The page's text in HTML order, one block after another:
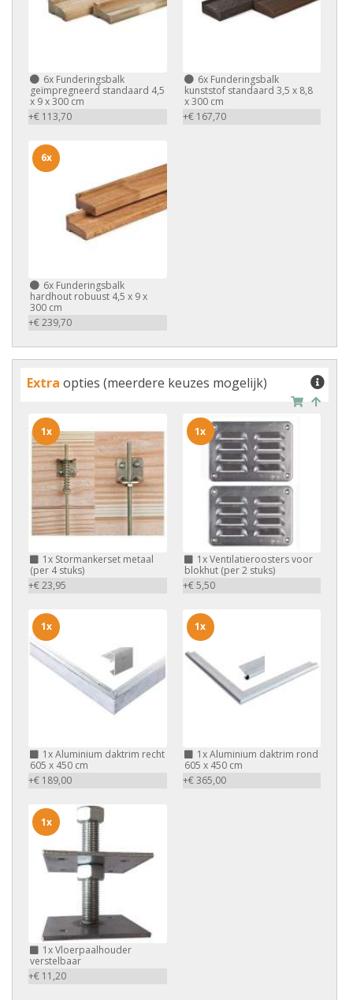
6x Funderingsbalk
geïmpregneerd standaard 4,5
x 9 x 300 cm
+€ 113,70
6xFunderingsbalk
kunststof standaard 3,5 x 8,8
x 300 cm
+€ 167,70
6x Funderingsbalk
hardhout robuust 4,5 x 9 x
300 cm
+€ 239,70
6x
Extra opties (meerdere keuzes mogelijk)
1x Stormankerset metaal
(per 4 stuks)
+€ 23,95
1x
1xVentilatieroosters voor
blokhut (per 2 stuks)
+€ 5,50
1x
1xAluminium daktrim recht
605 x 450 cm
+€ 189,00
1x
1xAluminium daktrim rond
605 x 450 cm
+€ 365,00
1x
1xVloerpaalhouder
verstelbaar
+€ 11,20
1x